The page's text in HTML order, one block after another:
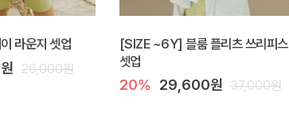
라운지 셋업
26,000원
[SIZE ~6Y] 블룸 플리츠 쓰리피스
셋업
20% 29,600원 37,000원